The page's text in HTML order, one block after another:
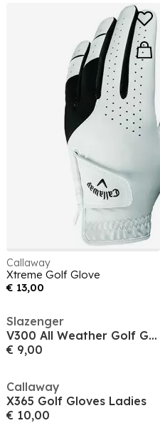
Callaway
Xtreme Golf Glove
€ 13,00
Slazenger
V300 All Weather Golf Glove Right Hand Mens
€ 9,00
Callaway
X365 Golf Gloves Ladies
€ 10,00